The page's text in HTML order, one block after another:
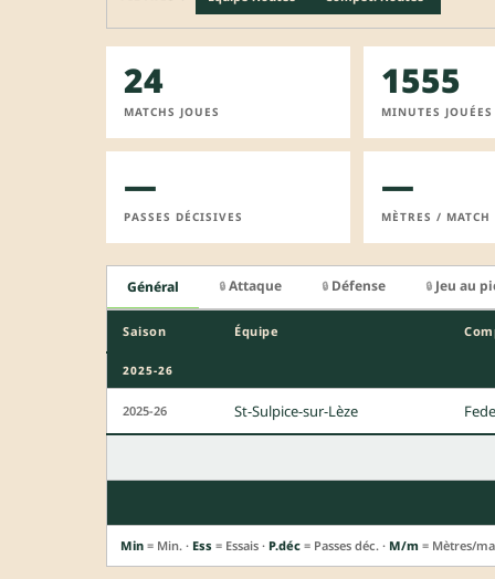
24
MATCHS JOUES
1555
MINUTES JOUÉES
—
PASSES DÉCISIVES
—
MÈTRES / MATCH
Général 🔒 Attaque 🔒 Défense 🔒 Jeu au
Saison Équipe
2025-26
2025-26 St-Sulpice-sur-Lèze
Min = Min. · Ess = Essais · P.déc = Passes déc. · M/m = Mètres/